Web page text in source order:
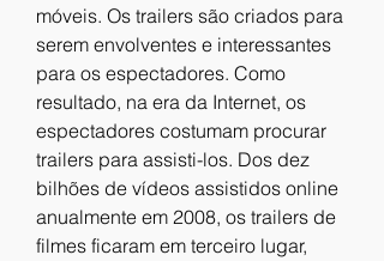
móveis. Os trailers são criados para
serem envolventes e interessantes
para os espectadores. Como
resultado, na era da Internet, os
espectadores costumam procurar
trailers para assisti-los. Dos dez
bilhões de vídeos assistidos online
anualmente em 2008, os trailers de
filmes ficaram em terceiro lugar,